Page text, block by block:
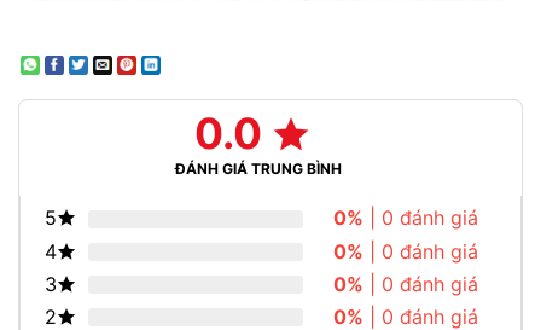
0.0
ĐÁNH GIÁ TRUNG BÌNH
5 0% | 0 đánh giá
4
0% | 0 đánh giá
3
0% | 0 đánh giá
2
0% | 0 đánh giá